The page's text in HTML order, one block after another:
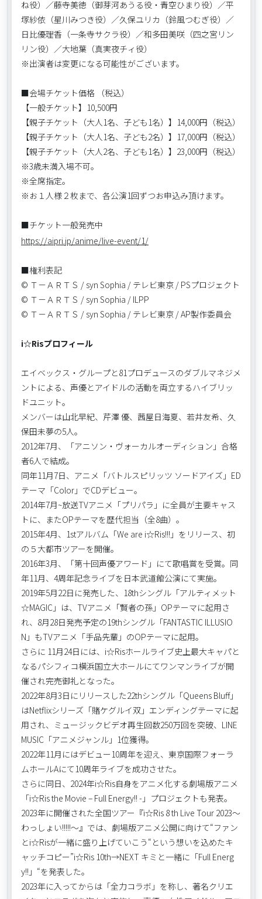
ね役）／藤寺美徳（御芽河あうる役・青空ひまり役）／平
塚紗依（星川みつき役）／久保ユリカ（鈴風つむぎ役）／
日比優理香（一条寺サクラ役）／和多田美咲（四之宮リン
リン役）／大地葉（真実夜チィ役）
※出演者は変更になる可能性がございます。
■会場チケット価格 （税込）
【一般チケット】10,500円
【親子チケット（大人1名、子ども1名）】14,000円（税込）
【親子チケット（大人1名、子ども2名）】17,000円（税込）
【親子チケット（大人2名、子ども1名）】23,000円（税込）
※3歳未満入場不可。
※全席指定。
※お１人様２枚まで、各公演1回ずつお申込み頂けます。
■チケット一般発売中
https://aipri.jp/anime/live-event/1/
■権利表記
© Ｔ－ＡＲＴＳ / syn Sophia / テレビ東京 / PSプロジェクト
© Ｔ－ＡＲＴＳ / syn Sophia / ILPP
© Ｔ－ＡＲＴＳ / syn Sophia / テレビ東京 / AP製作委員会
i☆Risプロフィール
エイベックス・グループと81プロデュースのダブルマネジメ
ントによる、声優とアイドルの活動を両立するハイブリッ
ドユニット。
メンバーは山北早紀、芹澤 優、茜屋日海夏、若井友希、久
保田未夢の5人。
2012年7月、「アニソン・ヴォーカルオーディション」合格
者6人で結成。
同年11月7日、アニメ「バトルスピリッツ ソードアイズ」ED
テーマ「Color」でCDデビュー。
2014年7月~放送TVアニメ「プリパラ」に全員が主要キャス
トに、またOPテーマを歴代担当（全8曲）。
2015年4月、1stアルバム「We are i☆Ris!!!」をリリース、初
の５大都市ツアーを開催。
2016年3月、「第十回声優アワード」にて歌唱賞を受賞。同
年11月、4周年記念ライブを日本武道館公演にて実施。
2019年5月22日に発売した、18thシングル「アルティメット
☆MAGIC」は、TVアニメ「賢者の孫」OPテーマに起用さ
れ、8月28日発売予定の19thシングル「FANTASTIC ILLUSIO
N」もTVアニメ「手品先輩」のOPテーマに起用。
さらに 11月24日には、i☆Risホールライブ史上最大キャパと
なるパシフィコ横浜国立大ホールにてワンマンライブが開
催され完売御礼となった。
2022年8月3日にリリースした22thシングル「Queens Bluff」
はNetflixシリーズ「賭ケグルイ双」エンディングテーマに起
用され、ミュージックビデオ再生回数250万回を突破、LINE
MUSIC「アニメジャンル」1位獲得。
2022年11月にはデビュー10周年を迎え、東京国際フォーラ
ムホールAにて10周年ライブを成功させた。
さらに同日、2024年i☆Ris自身をアニメ化する劇場版アニメ
「i☆Ris the Movie – Full Energy!! -」プロジェクトも発表。
2023年に開催された全国ツアー『i☆Ris 8 th Live Tour 2023～
わっしょい!!!!!～』では、劇場版アニメ公開に向けて“ファン
とi☆Risが一緒に盛り上げていこう“という想いを込めたキ
ャッチコピー”i☆Ris 10th→NEXT キミと一緒に「Full Energ
y!!」“を発表した。
2023年に入ってからは「全力コラボ」を称し、著名クリエ